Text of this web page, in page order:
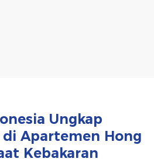
Ungkap
Apartemen Hong
Kebakaran